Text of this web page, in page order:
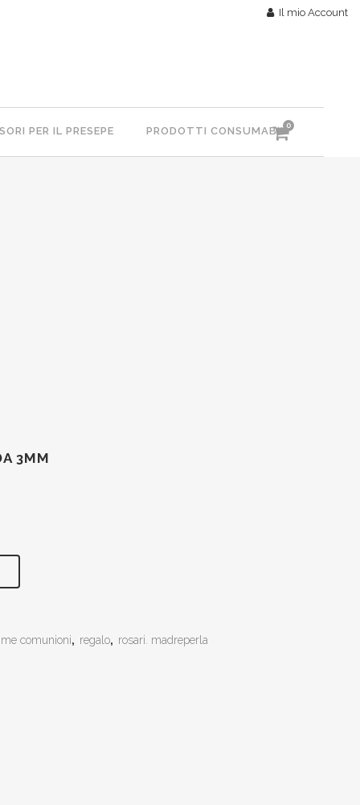
Il mio Account
PER IL PRESEPE PRODOTTI CONSUMABILI0
3MM
comunioni, regalo, rosari. madreperla